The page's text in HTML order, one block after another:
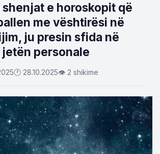
e horoskopit që
me vështirësi në
ju presin sfida në
personale
🕐 28.10.2025👁 2 shikime